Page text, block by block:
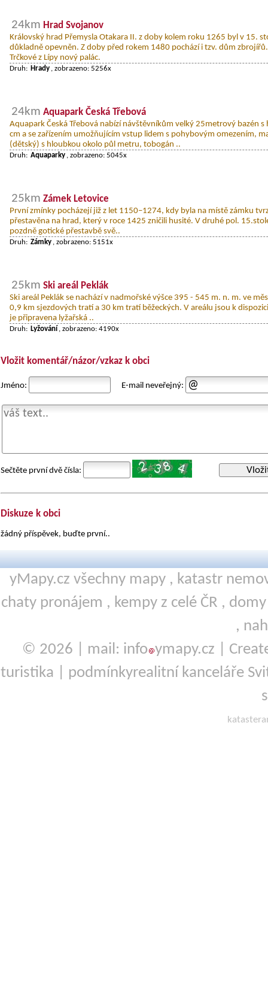
24km Hrad Svojanov
Královský hrad Přemysla Otakara II. z doby kolem roku 1265 byl v 15.
důkladně opevněn. Z doby před rokem 1480 pochází i tzv. dům
Trčkové z Lípy nový palác.
Druh: Hrady , zobrazeno: 5256x
24km Aquapark Česká Třebová
Aquapark Česká Třebová nabízí návštěvníkům velký 25metrový bazén
cm a se zařízením umožňujícím vstup lidem s pohybovým omezením,
(dětský) s hloubkou okolo půl metru, tobogán ..
Druh: Aquaparky , zobrazeno: 5045x
25km Zámek Letovice
První zmínky pocházejí již z let 1150–1274, kdy byla na místě zámku
přestavěna na hrad, který v roce 1425 zničili husité. V druhé pol.
pozdně gotické přestavbě svě..
Druh: Zámky , zobrazeno: 5151x
25km Ski areál Peklák
Ski areál Peklák se nachází v nadmořské výšce 395 - 545 m. n. m. ve
0,9 km sjezdových tratí a 30 km tratí běžeckých. V areálu jsou k
je připravena lyžařská ..
Druh: Lyžování , zobrazeno: 4190x
Vložit komentář/názor/vzkaz k obci
Jméno: E-mail neveřejný:
Sečtěte první dvě čísla:
Diskuze k obci
žádný příspěvek, buďte první..
yMapy.cz všechny mapy , katastr
chaty pronájem , kempy z celé ČR ,
,
© 2026 | mail: info ymapy.cz |
turistika
podmínkyrealitní kanceláře